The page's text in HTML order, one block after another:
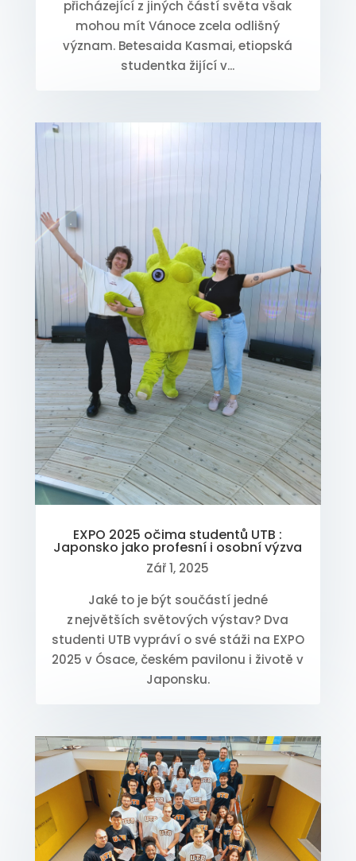
přicházející z jiných částí světa však
mohou mít Vánoce zcela odlišný
význam. Betesaida Kasmai, etiopská
studentka žijící v...
EXPO 2025 očima studentů UTB :
Japonsko jako profesní i osobní výzva
Zář 1, 2025
Jaké to je být součástí jedné
z největších světových výstav? Dva
studenti UTB vypráví o své stáži na EXPO
2025 v Ósace, českém pavilonu i životě v
Japonsku.